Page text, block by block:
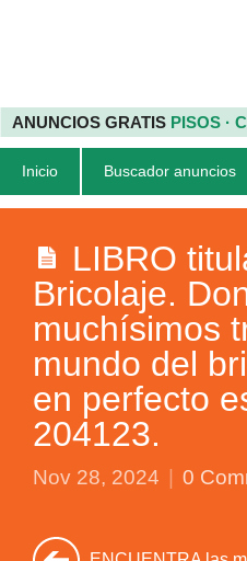
ANUNCIOS GRATIS PISOS ·
Inicio Buscador anuncios
LIBRO
Bricolaje.
muchísimos
mundo del
en perfecto
204123.
Nov 28, 2024 0